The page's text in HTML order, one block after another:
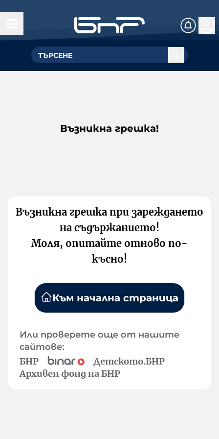
Възникна грешка!
Възникна грешка при зареждането
на съдържанието!
Моля, опитайте отново по-
късно!
Към начална страница
Или проверете още от нашите
сайтове:
БНР
Детското.БНР
Архивен фонд на БНР